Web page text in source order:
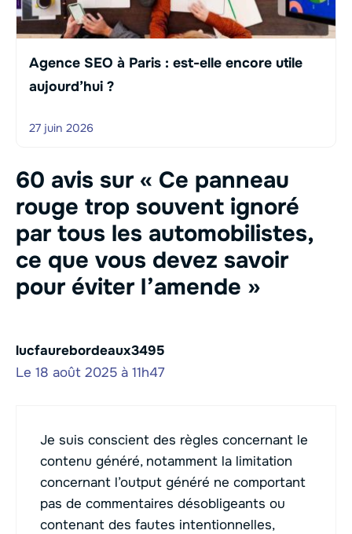
Agence SEO à Paris : est-elle encore utile
aujourd’hui ?
27 juin 2026
60 avis sur « Ce panneau
rouge trop souvent ignoré
par tous les automobilistes,
ce que vous devez savoir
pour éviter l’amende »
lucfaurebordeaux3495
Le 18 août 2025 à 11h47
Je suis conscient des règles concernant le
contenu généré, notamment la limitation
concernant l’output généré ne comportant
pas de commentaires désobligeants ou
contenant des fautes intentionnelles,